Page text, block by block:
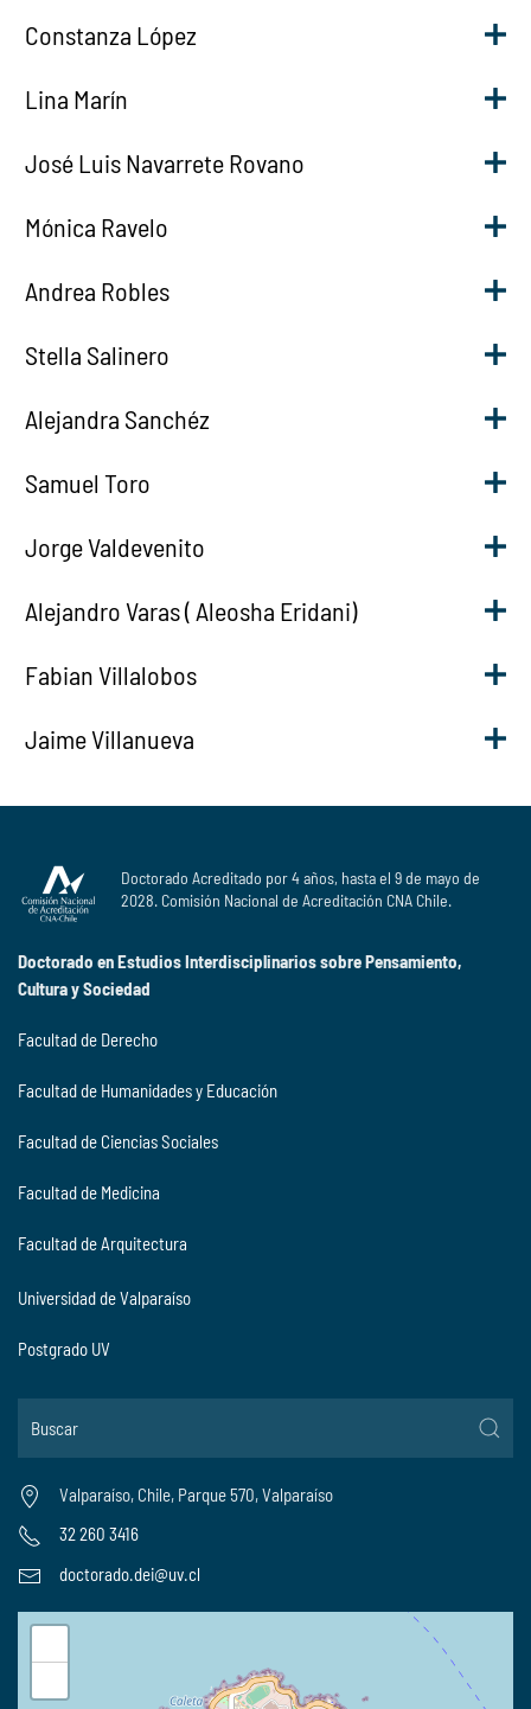
Constanza López
Lina Marín
José Luis Navarrete Rovano
Mónica Ravelo
Andrea Robles
Stella Salinero
Alejandra Sanchéz
Samuel Toro
Jorge Valdevenito
Alejandro Varas ( Aleosha Eridani)
Fabian Villalobos
Jaime Villanueva
Doctorado Acreditado por 4 años, hasta el 9 de mayo de
2028. Comisión Nacional de Acreditación CNA Chile.
Doctorado en Estudios Interdisciplinarios sobre Pensamiento,
Cultura y Sociedad
Facultad de Derecho
Facultad de Humanidades y Educación
Facultad de Ciencias Sociales
Facultad de Medicina
Facultad de Arquitectura
Universidad de Valparaíso
Postgrado UV
Valparaíso, Chile, Parque 570, Valparaíso
32 260 3416
doctorado.dei@uv.cl